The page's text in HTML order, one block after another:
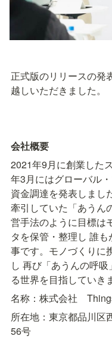
正式版のリリースの発
越しいただきました。
会社概要
2021年9月に創業した
年3月にはグローバル
資金調達を発表しまし
牽引していた「あうん
営手法のように目標は
タを保管・整理し 誰
事です。モノづくりに
し 再び「あうんの呼
る世界を目指していき
名称：株式会社
所在地：東京都品川区
56号